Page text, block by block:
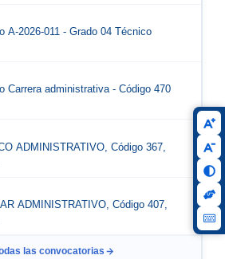
A-2026-011 - Grado 04 Técnico
Carrera administrativa - Código 470
ADMINISTRATIVO, Código 367,
ADMINISTRATIVO, Código 407,
las convocatorias